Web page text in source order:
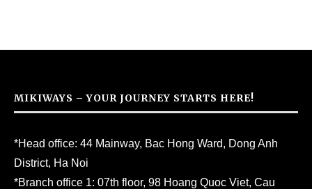
MIKIWAYS – YOUR JOURNEY STARTS HERE!
*Head office: 44 Mainway, Bac Hong Ward, Dong Anh
District, Ha Noi
*Branch office 1: 07th floor, 98 Hoang Quoc Viet, Cau